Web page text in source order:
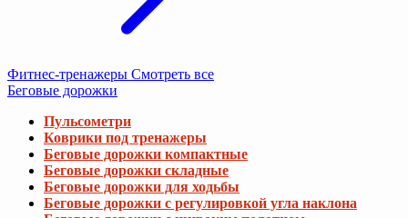
Фитнес-тренажеры Смотреть все
Беговые дорожки
Пульсометри
Коврики под тренажеры
Беговые дорожки компактные
Беговые дорожки складные
Беговые дорожки для ходьбы
Беговые дорожки с регулировкой угла наклона